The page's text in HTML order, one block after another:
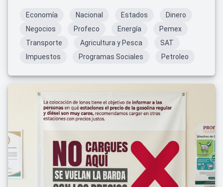
Economía Nacional Estados
Dinero
Negocios
Profeco Energía
Pemex
Transporte
Agricultura y Pesca
SAT
Impuestos
Programas Sociales Petroleo